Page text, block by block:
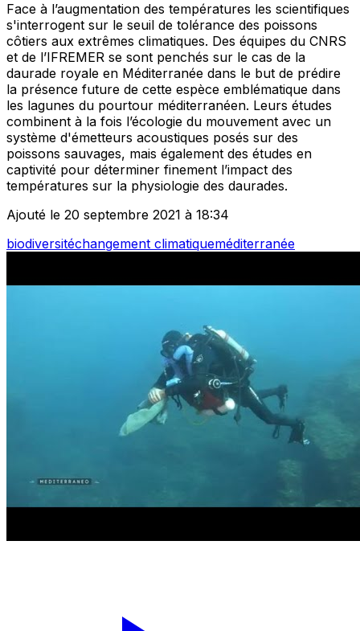
Face à l’augmentation des températures les scientifiques
s'interrogent sur le seuil de tolérance des poissons
côtiers aux extrêmes climatiques. Des équipes du CNRS
et de l’IFREMER se sont penchés sur le cas de la
daurade royale en Méditerranée dans le but de prédire
la présence future de cette espèce emblématique dans
les lagunes du pourtour méditerranéen. Leurs études
combinent à la fois l’écologie du mouvement avec un
système d'émetteurs acoustiques posés sur des
poissons sauvages, mais également des études en
captivité pour déterminer finement l’impact des
températures sur la physiologie des daurades.
Ajouté le 20 septembre 2021 à 18:34
biodiversitéchangement climatiqueméditerranée